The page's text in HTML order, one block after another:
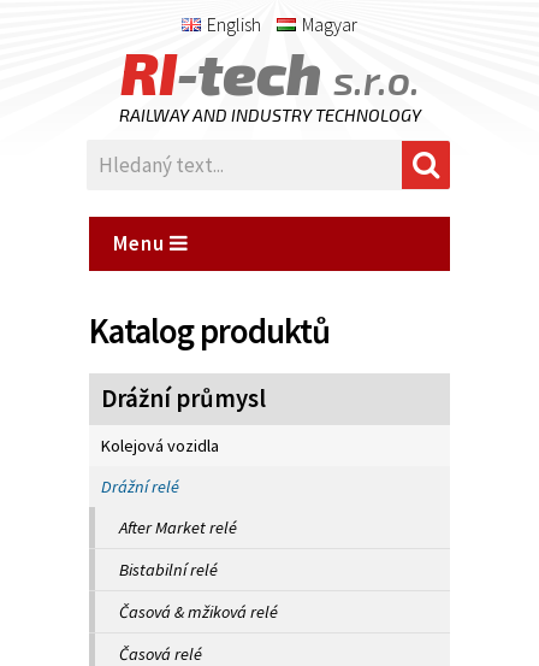
English Magyar
RI-tech s.r.o.
RAILWAY AND INDUSTRY TECHNOLOGY
Menu
Katalog produktů
Drážní průmysl
Kolejová vozidla
Drážní relé
After Market relé
Bistabilní relé
Časová & mžiková relé
Časová relé